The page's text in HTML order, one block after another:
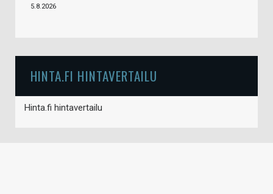
5.8.2026
HINTA.FI HINTAVERTAILU
Hinta.fi hintavertailu